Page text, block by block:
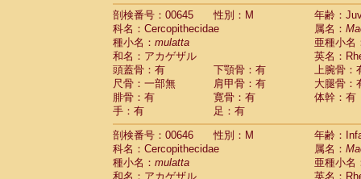
剖検番号：00645
性別：M
年齢：
科名：Cercopithecidae
属名：
種小名： mulatta
亜種小名
和名：アカゲザル
英名：
頭蓋骨：有
下顎骨：有
上腕骨：
尺骨：一部無
肩甲骨：有
大腿骨：
腓骨：有
寛骨：有
体幹：有
手：有
足：有
剖検番号：00646
性別：M
年齢：
科名：Cercopithecidae
属名：
種小名： mulatta
亜種小名
和名：アカゲザル
英名：